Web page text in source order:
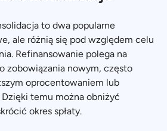
to dwa popularne
ale różnią się pod względem celu
Refinansowanie polega na
zobowiązania nowym, często
oprocentowaniem lub
temu można obniżyć
okres spłaty.